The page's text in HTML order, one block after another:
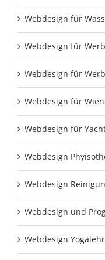
Webdesign für
Webdesign für
Webdesign für
Webdesign für
Webdesign für
Webdesign
Webdesign
Webdesign und
Webdesign